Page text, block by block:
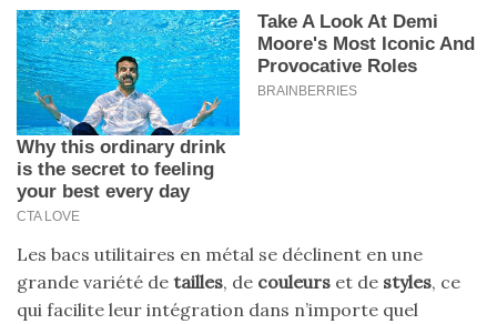
Les bacs utilitaires en métal se déclinent en une
grande variété de tailles, de couleurs et de styles, ce
qui facilite leur intégration dans n’importe quel